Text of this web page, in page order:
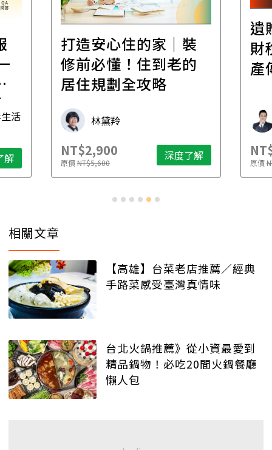
活
解
打造安心住的家｜裝
修前必懂！住到老的
居住規劃全攻略
林黛羚
NT$2,900
原價NT$5,600 深度了解
遺
財
產
原價
相關文章
【高雄】台菜老店推薦／經典
手路菜感受臺灣真情味
台北火鍋推薦》從小資最愛到
精品鍋物！必吃20間火鍋餐廳
懶人包